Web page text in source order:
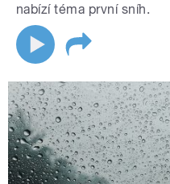
nabízí téma první sníh.